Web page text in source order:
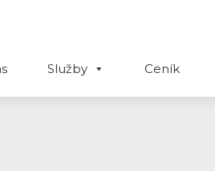
Služby Ceník